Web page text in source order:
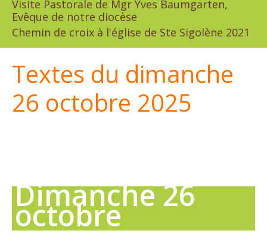
Visite Pastorale de Mgr Yves Baumgarten,
Evêque de notre diocèse
Chemin de croix à l'église de Ste Sigolène 2021
Textes du dimanche
26 octobre 2025
Dimanche 26
octobre